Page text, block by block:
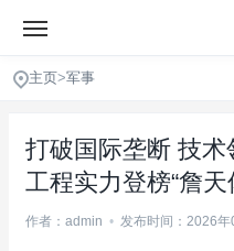
主页>军事
打破国际垄断 技
工程实力登榜“詹天
作者：admin • 发布时间：2026年